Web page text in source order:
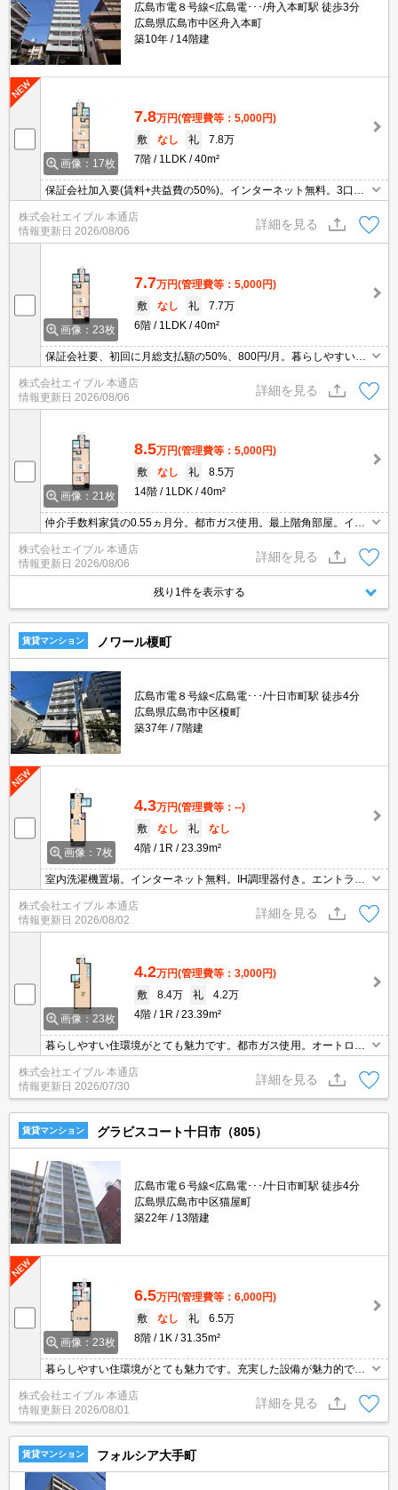
広島市電８号線<広島電･･･/舟入本町駅 徒歩3分
広島県広島市中区舟入本町
築10年
14階建
画像：17枚
7.8万円(管理費等：5,000円)
敷
なし 礼
7.8万
7階
1LDK 40m²
保証会社加入要(賃料+共益費の50%)。インターネット無料。3口ガ
株式会社エイブル 本通店
情報更新日 2026/08/06
詳細を見る
画像：23枚
7.7万円(管理費等：5,000円)
敷
なし 礼
7.7万
6階
1LDK 40m²
保証会社要、初回に月総支払額の50%、800円/月。暮らしやすい住
用。インターネット無料。TVインターホン付き。南向きの角部屋で
す。
株式会社エイブル 本通店
情報更新日 2026/08/06
詳細を見る
画像：21枚
8.5万円(管理費等：5,000円)
敷
なし 礼
8.5万
14階
1LDK 40m²
仲介手数料家賃の0.55ヵ月分。都市ガス使用。最上階角部屋。イン
株式会社エイブル 本通店
情報更新日 2026/08/06
詳細を見る
残り1件を表示する
賃貸マンション ノワール榎町
広島市電８号線<広島電･･･/十日市町駅 徒歩4分
広島県広島市中区榎町
築37年
7階建
画像：7枚
4.3万円(管理費等：--)
敷
なし 礼
なし
4階
1R 23.39m²
室内洗濯機置場。インターネット無料。IH調理器付き。エントラン
徒歩2分！。スーパーが近く(396m)買物便利。
株式会社エイブル 本通店
情報更新日 2026/08/02
詳細を見る
画像：23枚
4.2万円(管理費等：3,000円)
敷
8.4万 礼
4.2万
4階
1R 23.39m²
暮らしやすい住環境がとても魅力です。都市ガス使用。オートロッ
レブンへ160m。インターネット無料。仲介手数料家賃の0.55ヵ月
分。
株式会社エイブル 本通店
情報更新日 2026/07/30
詳細を見る
賃貸マンション グラビスコート十日市（805）
広島市電６号線<広島電･･･/十日市町駅 徒歩4分
広島県広島市中区猫屋町
築22年
13階建
画像：23枚
6.5万円(管理費等：6,000円)
敷
なし 礼
6.5万
8階
1K 31.35m²
暮らしやすい住環境がとても魅力です。充実した設備が魅力的で
室換気乾燥式。ウォークインクローゼット付き。仲介手数料家賃の
0.55ヵ月分。
株式会社エイブル 本通店
情報更新日 2026/08/01
詳細を見る
賃貸マンション フォルシア大手町